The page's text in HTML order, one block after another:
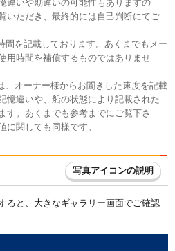
違いや勘違いの可能性もありますの
いただき、最終的には自己判断にてご
を記載しております。あくまでもメー
用時間を補償するものではありませ
オーナー様からお聞きした速度を記載
憶違いや、船の状態により記載された
す。あくまでも参考までにご覧下さ
に関しても同様です。
写真アイコンの説明
ると、大きなギャラリー画面でご確認